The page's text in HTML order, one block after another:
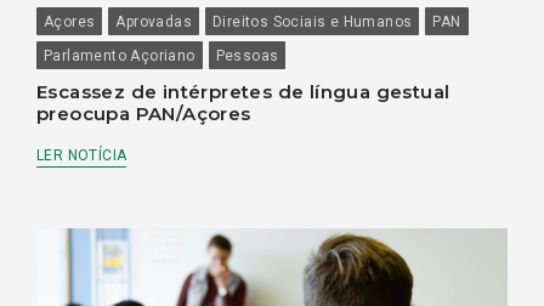
Açores Aprovadas Direitos Sociais e Humanos
PAN
Parlamento Açoriano
Pessoas
Escassez de intérpretes de língua gestual
preocupa PAN/Açores
LER NOTÍCIA